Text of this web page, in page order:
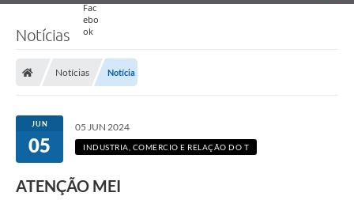
Notícias
Notícias Notícia
JUN
05
05 JUN 2024
INDUSTRIA, COMERCIO E RELAÇÃO DO T
ATENÇÃO MEI